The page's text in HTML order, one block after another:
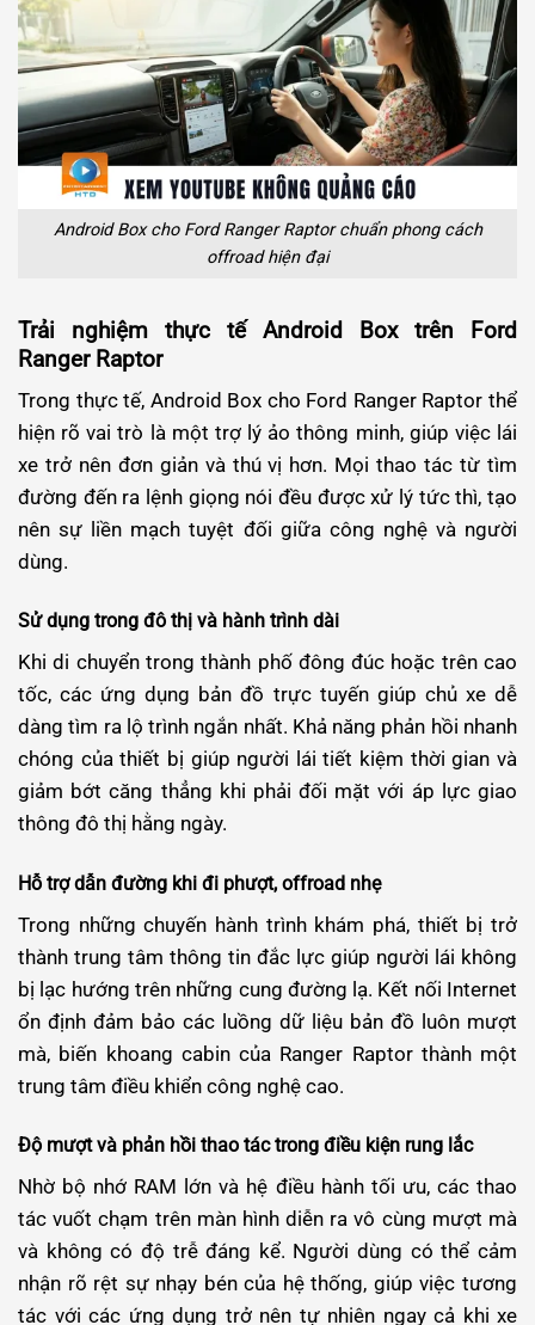
Android Box cho Ford Ranger Raptor chuẩn phong cách
offroad hiện đại
Trải nghiệm thực tế Android Box trên Ford
Ranger Raptor
Trong thực tế, Android Box cho Ford Ranger Raptor thể
hiện rõ vai trò là một trợ lý ảo thông minh, giúp việc lái
xe trở nên đơn giản và thú vị hơn. Mọi thao tác từ tìm
đường đến ra lệnh giọng nói đều được xử lý tức thì, tạo
nên sự liền mạch tuyệt đối giữa công nghệ và người
dùng.
Sử dụng trong đô thị và hành trình dài
Khi di chuyển trong thành phố đông đúc hoặc trên cao
tốc, các ứng dụng bản đồ trực tuyến giúp chủ xe dễ
dàng tìm ra lộ trình ngắn nhất. Khả năng phản hồi nhanh
chóng của thiết bị giúp người lái tiết kiệm thời gian và
giảm bớt căng thẳng khi phải đối mặt với áp lực giao
thông đô thị hằng ngày.
Hỗ trợ dẫn đường khi đi phượt, offroad nhẹ
Trong những chuyến hành trình khám phá, thiết bị trở
thành trung tâm thông tin đắc lực giúp người lái không
bị lạc hướng trên những cung đường lạ. Kết nối Internet
ổn định đảm bảo các luồng dữ liệu bản đồ luôn mượt
mà, biến khoang cabin của Ranger Raptor thành một
trung tâm điều khiển công nghệ cao.
Độ mượt và phản hồi thao tác trong điều kiện rung lắc
Nhờ bộ nhớ RAM lớn và hệ điều hành tối ưu, các thao
tác vuốt chạm trên màn hình diễn ra vô cùng mượt mà
và không có độ trễ đáng kể. Người dùng có thể cảm
nhận rõ rệt sự nhạy bén của hệ thống, giúp việc tương
tác với các ứng dụng trở nên tự nhiên ngay cả khi xe